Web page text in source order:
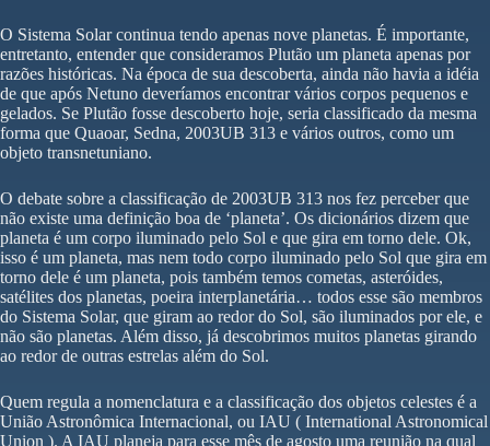
O Sistema Solar continua tendo apenas nove planetas. É importante,
entretanto, entender que consideramos Plutão um planeta apenas por
razões históricas. Na época de sua descoberta, ainda não havia a idéia
de que após Netuno deveríamos encontrar vários corpos pequenos e
gelados. Se Plutão fosse descoberto hoje, seria classificado da mesma
forma que Quaoar, Sedna, 2003UB 313 e vários outros, como um
objeto transnetuniano.
O debate sobre a classificação de 2003UB 313 nos fez perceber que
não existe uma definição boa de ‘planeta’. Os dicionários dizem que
planeta é um corpo iluminado pelo Sol e que gira em torno dele. Ok,
isso é um planeta, mas nem todo corpo iluminado pelo Sol que gira em
torno dele é um planeta, pois também temos cometas, asteróides,
satélites dos planetas, poeira interplanetária… todos esse são membros
do Sistema Solar, que giram ao redor do Sol, são iluminados por ele, e
não são planetas. Além disso, já descobrimos muitos planetas girando
ao redor de outras estrelas além do Sol.
Quem regula a nomenclatura e a classificação dos objetos celestes é a
União Astronômica Internacional, ou IAU ( International Astronomical
Union ). A IAU planeja para esse mês de agosto uma reunião na qual